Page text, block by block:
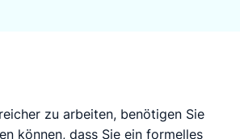
zu arbeiten, benötigen Sie
können, dass Sie ein formelles